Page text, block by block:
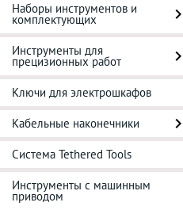
Наборы инструментов и
комплектующих
Инструменты для
прецизионных работ
Ключи для электрошкафов
Кабельные наконечники
Система Tethered Tools
Инструменты с машинным
приводом